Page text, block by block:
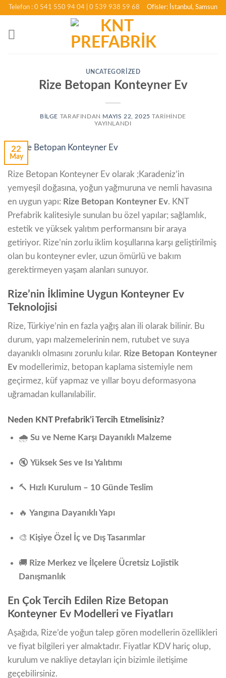
İçeriğeTelefon : 0 541 550 94 04 | 0 539 938 59 68 Ofisler: İstanbul, Samsun
UNCATEGORIZED
Rize Betopan Konteyner Ev
BILGE TARAFINDAN MAYIS 22, 2025 TARIHINDE
YAYINLANDI
22
May
Rize Betopan Konteyner Ev olarak ;Karadeniz’in
yemyeşil doğasına, yoğun yağmuruna ve nemli havasına
en uygun yapı: Rize Betopan Konteyner Ev. KNT
Prefabrik kalitesiyle sunulan bu özel yapılar; sağlamlık,
estetik ve yüksek yalıtım performansını bir araya
getiriyor. Rize’nin zorlu iklim koşullarına karşı geliştirilmiş
olan bu konteyner evler, uzun ömürlü ve bakım
gerektirmeyen yaşam alanları sunuyor.
Rize’nin İklimine Uygun Konteyner Ev
Teknolojisi
Rize, Türkiye’nin en fazla yağış alan ili olarak bilinir. Bu
durum, yapı malzemelerinin nem, rutubet ve suya
dayanıklı olmasını zorunlu kılar. Rize Betopan Konteyner
Ev modellerimiz, betopan kaplama sistemiyle nem
geçirmez, küf yapmaz ve yıllar boyu deformasyona
uğramadan kullanılabilir.
Neden KNT Prefabrik’i Tercih Etmelisiniz?
🌧️Su ve Neme Karşı Dayanıklı Malzeme
🔇Yüksek Ses ve Isı Yalıtımı
🔨 Hızlı Kurulum – 10 Günde Teslim
🔥Yangına Dayanıklı Yapı
🎨 Kişiye Özel İç ve Dış Tasarımlar
🚚 Rize Merkez ve İlçelere Ücretsiz Lojistik
Danışmanlık
En Çok Tercih Edilen Rize Betopan
Konteyner Ev Modelleri ve Fiyatları
Aşağıda, Rize’de yoğun talep gören modellerin özellikleri
ve fiyat bilgileri yer almaktadır. Fiyatlar KDV hariç olup,
kurulum ve nakliye detayları için bizimle iletişime
geçebilirsiniz.